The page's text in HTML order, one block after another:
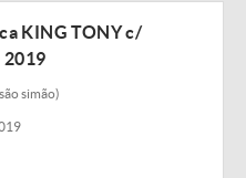
KING TONY c/
2019
simão)